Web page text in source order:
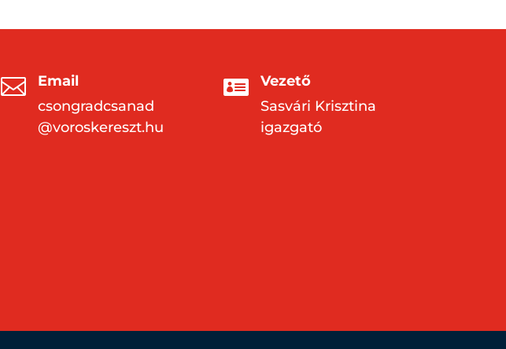

Email
csongradcsanad
@voroskereszt.hu

Vezető
Sasvári Krisztina
igazgató